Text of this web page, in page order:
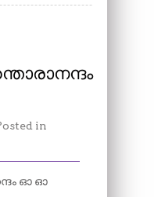
in
ഓ ഓ